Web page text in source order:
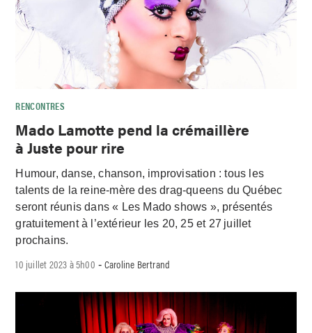
RENCONTRES
Mado Lamotte pend la crémaillère
à Juste pour rire
Humour, danse, chanson, improvisation : tous les
talents de la reine-mère des drag-queens du Québec
seront réunis dans « Les Mado shows », présentés
gratuitement à l’extérieur les 20, 25 et 27 juillet
prochains.
10 juillet 2023 à 5h00 - Caroline Bertrand